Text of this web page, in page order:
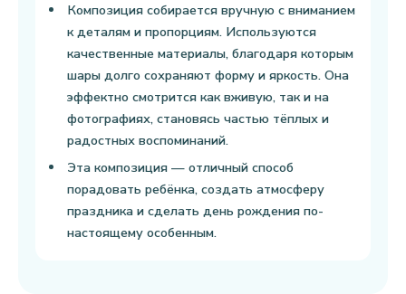
Композиция собирается вручную с вниманием
к деталям и пропорциям. Используются
качественные материалы, благодаря которым
шары долго сохраняют форму и яркость. Она
эффектно смотрится как вживую, так и на
фотографиях, становясь частью тёплых и
радостных воспоминаний.
Эта композиция — отличный способ
порадовать ребёнка, создать атмосферу
праздника и сделать день рождения по-
настоящему особенным.